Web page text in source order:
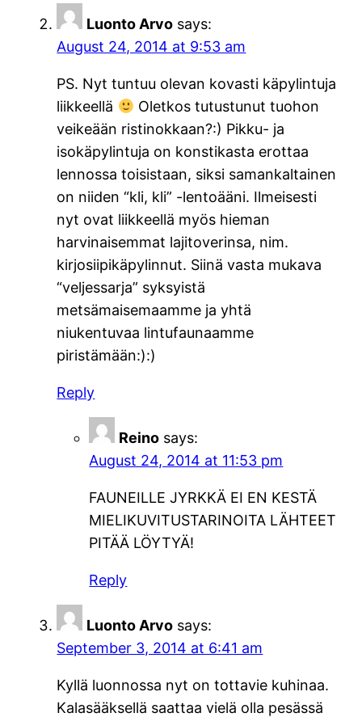
Luonto Arvo says:
August 24, 2014 at 9:53 am
PS. Nyt tuntuu olevan kovasti käpylintuja
liikkeellä
Oletkos tutustunut tuohon
veikeään ristinokkaan?:) Pikku- ja
isokäpylintuja on konstikasta erottaa
lennossa toisistaan, siksi samankaltainen
on niiden “kli, kli” -lentoääni. Ilmeisesti
nyt ovat liikkeellä myös hieman
harvinaisemmat lajitoverinsa, nim.
kirjosiipikäpylinnut. Siinä vasta mukava
“veljessarja” syksyistä
metsämaisemaamme ja yhtä
niukentuvaa lintufaunaamme
piristämään:):)
Reply
Reino says:
August 24, 2014 at 11:53 pm
FAUNEILLE JYRKKÄ EI EN KESTÄ
MIELIKUVITUSTARINOITA LÄHTEET
PITÄÄ LÖYTYÄ!
Reply
Luonto Arvo says:
September 3, 2014 at 6:41 am
Kyllä luonnossa nyt on tottavie kuhinaa.
Kalasääksellä saattaa vielä olla pesässä